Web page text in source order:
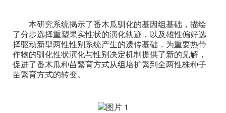
本研究系统揭示了番木瓜驯化的基因组基础，描绘
了分步选择重塑果实性状的演化轨迹，以及雄性偏好选
择驱动新型两性性别系统产生的遗传基础，为重要热带
作物的驯化性状演化与性别决定机制提供了新的见解，
促进了番木瓜种苗繁育方式从组培扩繁到全两性株种子
苗繁育方式的转变。